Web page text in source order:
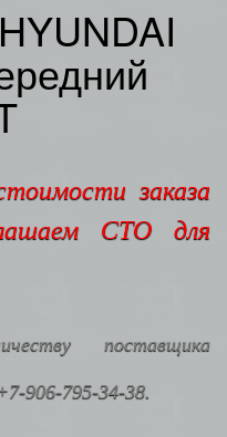
заказа
СТО для
поставщика
906-795-34-38.